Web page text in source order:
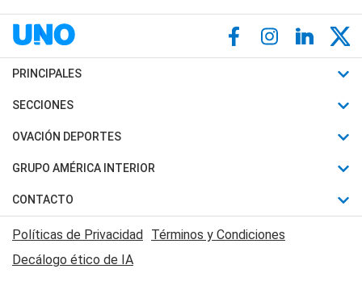
PRINCIPALES
Últimas Noticias
Política
Judiciales
Economia
SECCIONES
Horóscopo
Motores
Trucos caseros
Series y Películas
Edictos y Solicitadas
OVACIÓN DEPORTES
Fútbol
Mundial
Automovilismo
Rugby
GRUPO AMÉRICA INTERIOR
Canal 7 en Vivo
CONTACTO
Acerca de Nosotros
Contactanos
Políticas de Privacidad Términos y Condiciones
Decálogo ético de IA